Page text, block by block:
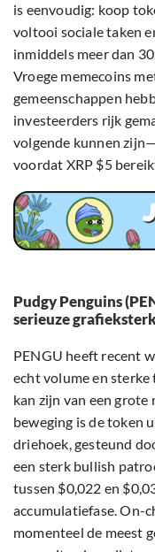
is eenvoudig: koop
voltooi sociale taken
inmiddels meer dan
Vroege memecoins
gemeenschappen
investeerders rijk
volgende kunnen
voordat XRP $5
Pudgy Penguins
serieuze
PENGU heeft recent
echt volume en sterke
kan zijn van een grote
beweging is de token
driehoek, gesteund
een sterk bullish
tussen $0,022 en
accumulatiefase. On-
momenteel de meest